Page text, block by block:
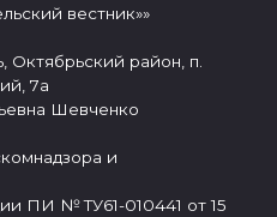
вестник»»
Октябрьский район, п.
7а
Шевченко
и
ПИ № ТУ61-010441 от 15